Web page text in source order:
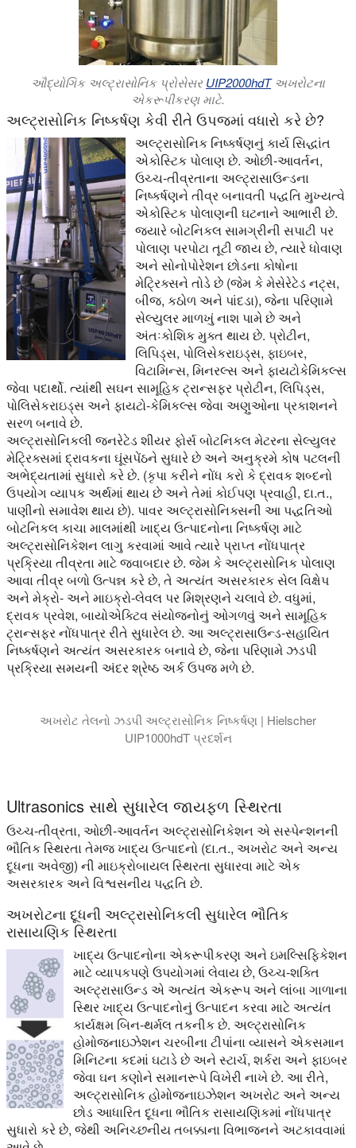
ઔદ્યોગિક અલ્ટ્રાસોનિક પ્રોસેસર UIP2000hdTઅખરોટના
એકરૂપીકરણ માટે.
અલ્ટ્રાસોનિક નિષ્કર્ષણ કેવી રીતે ઉપજમાં વધારો કરે છે?
અલ્ટ્રાસોનિક નિષ્કર્ષણનું કાર્ય સિદ્ધાંત
એકોસ્ટિક પોલાણ છે. ઓછી-આવર્તન,
ઉચ્ચ-તીવ્રતાના અલ્ટ્રાસાઉન્ડના
નિષ્કર્ષણને તીવ્ર બનાવતી પદ્ધતિ મુખ્યત્વે
એકોસ્ટિક પોલાણની ઘટનાને આભારી છે.
જ્યારે બોટનિકલ સામગ્રીની સપાટી પર
પોલાણ પરપોટા તૂટી જાય છે, ત્યારે ધોવાણ
અને સોનોપોરેશન છોડના કોષોના
મેટ્રિક્સને તોડે છે (જેમ કે મેસેરેટેડ નટ્સ,
બીજ, કઠોળ અને પાંદડા), જેના પરિણામે
સેલ્યુલર માળખું નાશ પામે છે અને
અંતઃકોશિક મુક્ત થાય છે. પ્રોટીન,
લિપિડ્સ, પોલિસેકરાઇડ્સ, ફાઇબર,
વિટામિન્સ, મિનરલ્સ અને ફાયટોકેમિકલ્સ
જેવા પદાર્થો. ત્યાંથી સઘન સામૂહિક ટ્રાન્સફર પ્રોટીન, લિપિડ્સ,
પોલિસેકરાઇડ્સ અને ફાયટો-કેમિકલ્સ જેવા અણુઓના પ્રકાશનને
સરળ બનાવે છે.
અલ્ટ્રાસોનિકલી જનરેટેડ શીયર ફોર્સ બોટનિકલ મેટરના સેલ્યુલર
મેટ્રિક્સમાં દ્રાવકના ઘૂંસપેંઠને સુધારે છે અને અનુક્રમે કોષ પટલની
અભેદ્યતામાં સુધારો કરે છે. (કૃપા કરીને નોંધ કરો કે દ્રાવક શબ્દનો
ઉપયોગ વ્યાપક અર્થમાં થાય છે અને તેમાં કોઈપણ પ્રવાહી, દા.ત.,
પાણીનો સમાવેશ થાય છે). પાવર અલ્ટ્રાસોનિક્સની આ પદ્ધતિઓ
બોટનિકલ કાચા માલમાંથી ખાદ્ય ઉત્પાદનોના નિષ્કર્ષણ માટે
અલ્ટ્રાસોનિકેશન લાગુ કરવામાં આવે ત્યારે પ્રાપ્ત નોંધપાત્ર
પ્રક્રિયા તીવ્રતા માટે જવાબદાર છે. જેમ કે અલ્ટ્રાસોનિક પોલાણ
આવા તીવ્ર બળો ઉત્પન્ન કરે છે, તે અત્યંત અસરકારક સેલ વિક્ષેપ
અને મેક્રો- અને માઇક્રો-લેવલ પર મિશ્રણને ચલાવે છે. વધુમાં,
દ્રાવક પ્રવેશ, બાયોએક્ટિવ સંયોજનોનું ઓગળવું અને સામૂહિક
ટ્રાન્સફર નોંધપાત્ર રીતે સુધારેલ છે. આ અલ્ટ્રાસાઉન્ડ-સહાયિત
નિષ્કર્ષણને અત્યંત અસરકારક બનાવે છે, જેના પરિણામે ઝડપી
પ્રક્રિયા સમયની અંદર શ્રેષ્ઠ અર્ક ઉપજ મળે છે.
અખરોટ તેલનો ઝડપી અલ્ટ્રાસોનિક નિષ્કર્ષણ | Hielscher
UIP1000hdT પ્રદર્શન
Ultrasonics સાથે સુધારેલ જાયફળ સ્થિરતા
ઉચ્ચ-તીવ્રતા, ઓછી-આવર્તન અલ્ટ્રાસોનિકેશન એ સસ્પેન્શનની
ભૌતિક સ્થિરતા તેમજ ખાદ્ય ઉત્પાદનો (દા.ત., અખરોટ અને અન્ય
દૂધના અવેજી) ની માઇક્રોબાયલ સ્થિરતા સુધારવા માટે એક
અસરકારક અને વિશ્વસનીય પદ્ધતિ છે.
અખરોટના દૂધની અલ્ટ્રાસોનિકલી સુધારેલ ભૌતિક
રાસાયણિક સ્થિરતા
ખાદ્ય ઉત્પાદનોના એકરૂપીકરણ અને ઇમલ્સિફિકેશન
માટે વ્યાપકપણે ઉપયોગમાં લેવાય છે, ઉચ્ચ-શક્તિ
અલ્ટ્રાસાઉન્ડ એ અત્યંત એકરૂપ અને લાંબા ગાળાના
સ્થિર ખાદ્ય ઉત્પાદનોનું ઉત્પાદન કરવા માટે અત્યંત
કાર્યક્ષમ બિન-થર્મલ તકનીક છે. અલ્ટ્રાસોનિક
હોમોજનાઇઝેશન ચરબીના ટીપાંના વ્યાસને એકસમાન
મિનિટના કદમાં ઘટાડે છે અને સ્ટાર્ચ, શર્કરા અને ફાઇબર
જેવા ઘન કણોને સમાનરૂપે વિખેરી નાખે છે. આ રીતે,
અલ્ટ્રાસોનિક હોમોજનાઇઝેશન અખરોટ અને અન્ય
છોડ આધારિત દૂધના ભૌતિક રાસાયણિકમાં નોંધપાત્ર
સુધારો કરે છે, જેથી અનિચ્છનીય તબક્કાના વિભાજનને અટકાવવામાં